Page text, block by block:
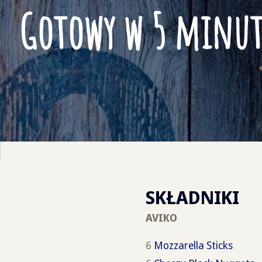
Gotowy w 5
SKŁADNIKI
AVIKO
6 Mozzarella Sticks